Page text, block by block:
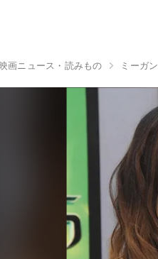
映画ニュース・読みもの ミーガ